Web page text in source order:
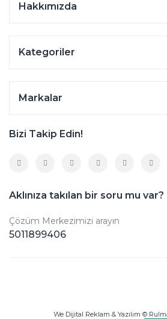
Hakkımızda
Kategoriler
Markalar
Bizi Takip Edin!
Aklınıza takılan bir soru mu var?
Çözüm Merkezimizi arayın
5011899406
We Dijital Reklam & Yazılım ©